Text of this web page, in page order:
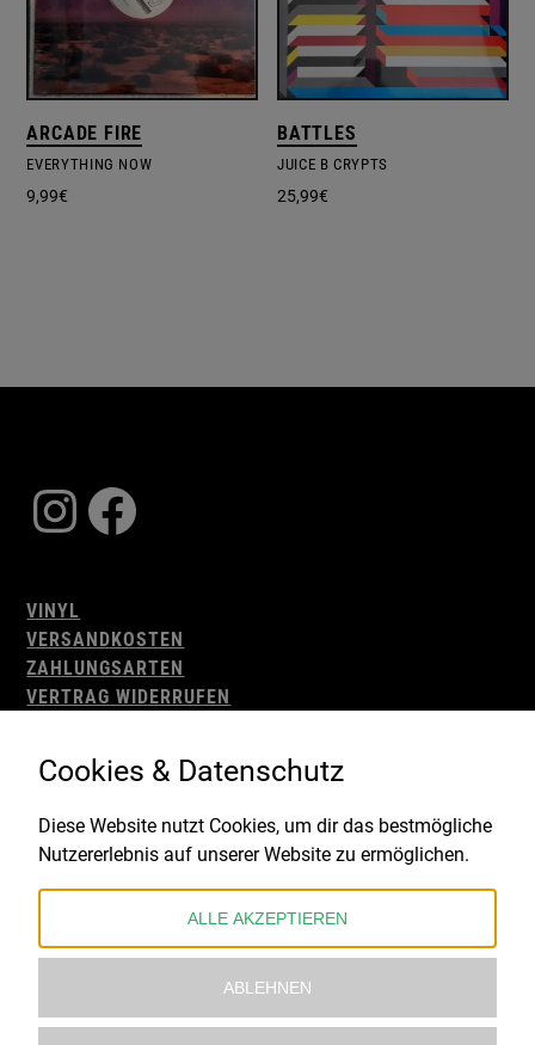
ARCADE FIRE
EVERYTHING NOW
9,99€
BATTLES
JUICE B CRYPTS
25,99€
Instagram
Facebook
VINYL
VERSANDKOSTEN
ZAHLUNGSARTEN
VERTRAG WIDERRUFEN
WIDERRUFSBELEHRUNG
IMPRESSUM
Gefördert durch:
Cookies & Datenschutz
Diese Website nutzt Cookies, um dir das bestmögliche
Nutzererlebnis auf unserer Website zu ermöglichen.
ALLE AKZEPTIEREN
ABLEHNEN